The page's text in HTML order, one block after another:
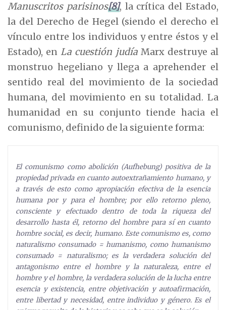
Manuscritos parisinos[8], la crítica del Estado,
la del Derecho de Hegel (siendo el derecho el
vínculo entre los individuos y entre éstos y el
Estado), enLa cuestión judíaMarx destruye al
monstruo hegeliano y llega a aprehender el
sentido real del movimiento de la sociedad
humana, del movimiento en su totalidad. La
humanidad en su conjunto tiende hacia el
comunismo, definido de la siguiente forma:
El comunismo como abolición (Aufhebung) positiva de la
propiedad privada en cuanto autoextrañamiento humano, y
a través de esto como apropiación efectiva de la esencia
humana por y para el hombre; por ello retorno pleno,
consciente y efectuado dentro de toda la riqueza del
desarrollo hasta él, retorno del hombre para sí en cuanto
hombre social, es decir, humano. Este comunismo es, como
naturalismo consumado = humanismo, como humanismo
consumado = naturalismo; es la verdadera solución del
antagonismo entre el hombre y la naturaleza, entre el
hombre y el hombre, la verdadera solución de la lucha entre
esencia y existencia, entre objetivación y autoafirmación,
entre libertad y necesidad, entre individuo y género. Es el